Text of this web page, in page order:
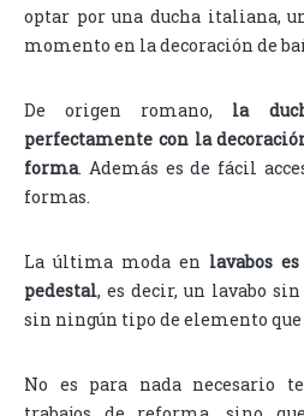
optar por una ducha italiana,
momento en la decoración de
De origen romano, la
perfectamente con la
forma. Además es de fácil
formas.
La última moda en lavabos
pedestal, es decir, un lavabo
sin ningún tipo de elemento
No es para nada necesario